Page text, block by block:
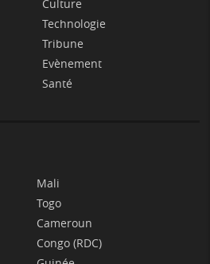
Culture
Technologie
Tribune
Evènement
Santé
Mali
Togo
Cameroun
Congo (RDC)